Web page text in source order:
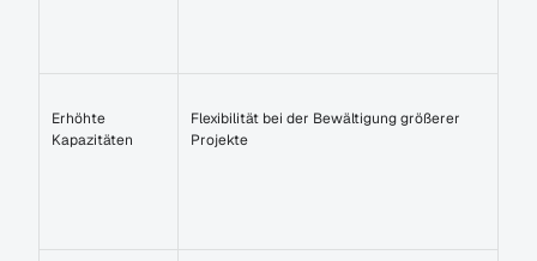
Erhöhte
Kapazitäten
Flexibilität bei der Bewältigung größerer
Projekte